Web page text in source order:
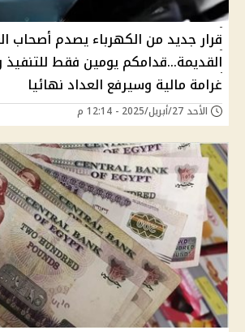
قرار جديد من الكهرباء يصدم أصحاب
القديمة...قدامكم يومين فقط للتنفيذ
غرامة مالية وسيرفع العداد نهائيا
الأحد 27/أبريل/2025 - 12:14 م